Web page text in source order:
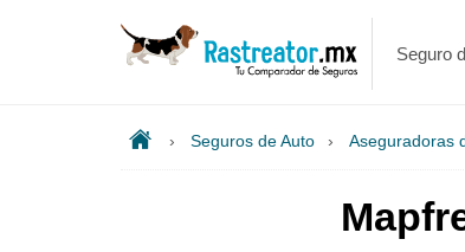
Seguro
› Seguros de Auto › Aseguradoras